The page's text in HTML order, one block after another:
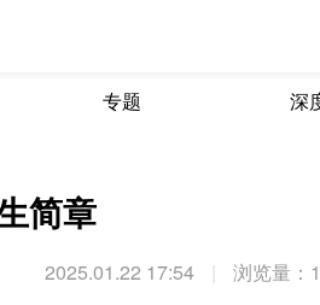
专题 深
简章
2025.01.22 17:54 浏览量：